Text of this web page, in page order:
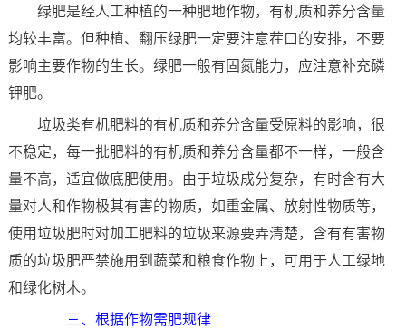
绿肥是经人工种植的一种肥地作物，有机质和养分含量
均较丰富。但种植、翻压绿肥一定要注意茬口的安排，不要
影响主要作物的生长。绿肥一般有固氮能力，应注意补充磷
钾肥。
垃圾类有机肥料的有机质和养分含量受原料的影响，很
不稳定，每一批肥料的有机质和养分含量都不一样，一般含
量不高，适宜做底肥使用。由于垃圾成分复杂，有时含有大
量对人和作物极其有害的物质，如重金属、放射性物质等，
使用垃圾肥时对加工肥料的垃圾来源要弄清楚，含有有害物
质的垃圾肥严禁施用到蔬菜和粮食作物上，可用于人工绿地
和绿化树木。
三、根据作物需肥规律